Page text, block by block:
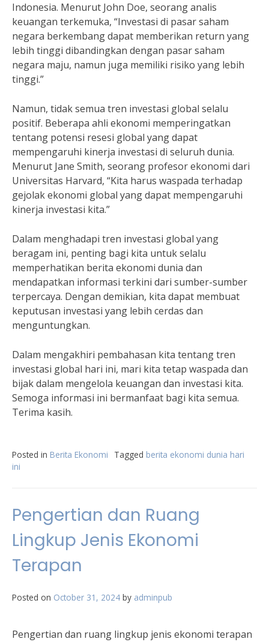
Indonesia. Menurut John Doe, seorang analis
keuangan terkemuka, “Investasi di pasar saham
negara berkembang dapat memberikan return yang
lebih tinggi dibandingkan dengan pasar saham
negara maju, namun juga memiliki risiko yang lebih
tinggi.”
Namun, tidak semua tren investasi global selalu
positif. Beberapa ahli ekonomi memperingatkan
tentang potensi resesi global yang dapat
mempengaruhi kinerja investasi di seluruh dunia.
Menurut Jane Smith, seorang profesor ekonomi dari
Universitas Harvard, “Kita harus waspada terhadap
gejolak ekonomi global yang dapat mempengaruhi
kinerja investasi kita.”
Dalam menghadapi tren investasi global yang
beragam ini, penting bagi kita untuk selalu
memperhatikan berita ekonomi dunia dan
mendapatkan informasi terkini dari sumber-sumber
terpercaya. Dengan demikian, kita dapat membuat
keputusan investasi yang lebih cerdas dan
menguntungkan.
Dalam mengakhiri pembahasan kita tentang tren
investasi global hari ini, mari kita tetap waspada dan
bijak dalam mengelola keuangan dan investasi kita.
Semoga informasi ini bermanfaat bagi kita semua.
Terima kasih.
Posted in Berita Ekonomi Tagged berita ekonomi dunia hari
ini
Pengertian dan Ruang
Lingkup Jenis Ekonomi
Terapan
Posted on October 31, 2024 by adminpub
Pengertian dan ruang lingkup jenis ekonomi terapan